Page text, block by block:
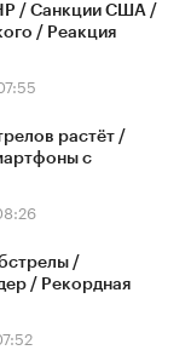
/ Санкции США /
/ Реакция
растёт /
с
/
/ Рекордная